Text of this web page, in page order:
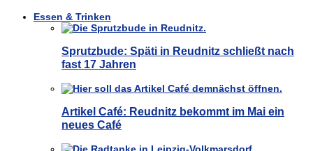
Essen & Trinken
Sprutzbude: Späti in Reudnitz schließt nach
fast 17 Jahren
Artikel Café: Reudnitz bekommt im Mai ein
neues Café